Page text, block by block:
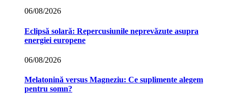
06/08/2026
Eclipsă solară: Repercusiunile neprevăzute asupra
energiei europene
06/08/2026
Melatonină versus Magneziu: Ce suplimente alegem
pentru somn?